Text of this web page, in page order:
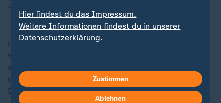
Dass die derzeit wieder häufig zu lesende These,
wonach die drei Rassismus-Vorfälle "typisch Osten"
seien, falsch oder zumindest verkürzt ist, zeigt schon
der Schauplatz der Vorfälle beim Heimspiel des RSV
Eintracht 1949, das in Potsdam ausgetragen wurde.
Hier findest du das Impressum.
Weitere Informationen findest du in unserer
Datenschutzerklärung.
Zustimmen
Ablehnen